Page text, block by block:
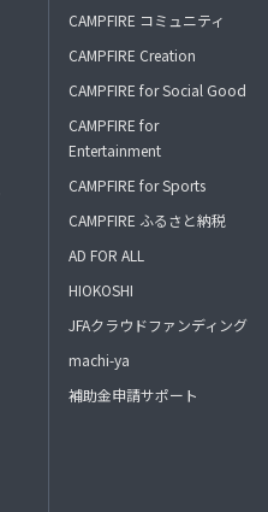
CAMPFIRE コミュニティ
CAMPFIRE Creation
CAMPFIRE for Social Good
CAMPFIRE for
Entertainment
CAMPFIRE for Sports
CAMPFIRE ふるさと納税
AD FOR ALL
HIOKOSHI
JFAクラウドファンディング
machi-ya
補助金申請サポート